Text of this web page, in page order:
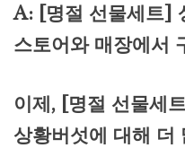
A: [명절 선물세트]
스토어와 매장에서
이제, [명절 선물세
상황버섯에 대해 더